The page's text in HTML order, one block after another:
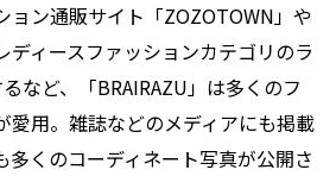
ョン通販サイト「ZOZOTOWN」や
ディースファッションカテゴリのラ
など、「BRAIRAZU」は多くのフ
愛用。雑誌などのメディアにも掲載
多くのコーディネート写真が公開さ